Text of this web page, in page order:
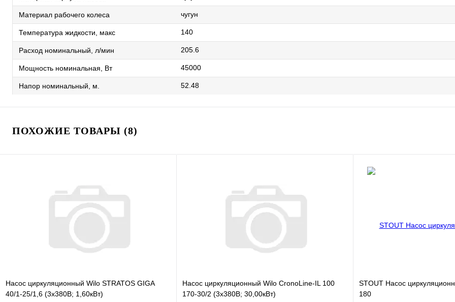
Материал рабочего колеса чугун
Температура жидкости, макс 140
Расход номинальный, л/мин 205.6
Мощность номинальная, Вт 45000
Напор номинальный, м. 52.48
ПОХОЖИЕ ТОВАРЫ (8)
Насос циркуляционный Wilo STRATOS GIGA
40/1-25/1,6 (3х380В; 1,60кВт)
Насос циркуляционный Wilo CronoLine-IL 100
170-30/2 (3х380В; 30,00кВт)
STOUT Насос
180